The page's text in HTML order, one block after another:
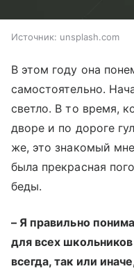
Источник: unsplash.com
В этом году она
самостоятельно.
светло. В то время,
дворе и по дороге
же, это знакомый
была прекрасная
беды.
– Я правильно
для всех
всегда, так или